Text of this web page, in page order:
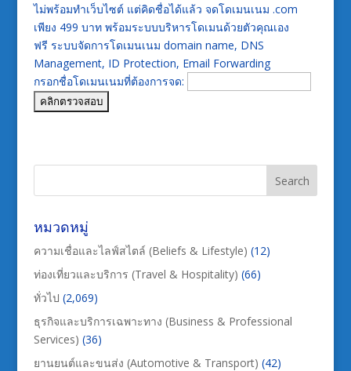
ไม่พร้อมทำเว็บไซต์ แต่คิดชื่อได้แล้ว จดโดเมนเนม .com
เพียง 499 บาท พร้อมระบบบริหารโดเมนด้วยตัวคุณเอง
ฟรี ระบบจัดการโดเมนเนม domain name, DNS
Management, ID Protection, Email Forwarding
กรอกชื่อโดเมนเนมที่ต้องการจด:
หมวดหมู่
ความเชื่อและไลฟ์สไตล์ (Beliefs & Lifestyle) (12)
ท่องเที่ยวและบริการ (Travel & Hospitality) (66)
ทั่วไป (2,069)
ธุรกิจและบริการเฉพาะทาง (Business & Professional
Services) (36)
ยานยนต์และขนส่ง (Automotive & Transport) (42)